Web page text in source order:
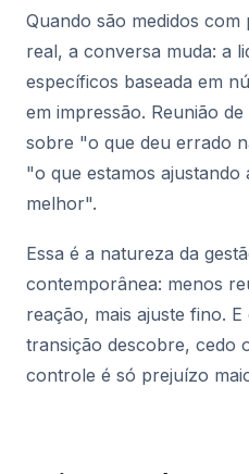
Quando são medidos
real, a conversa muda: a
específicos baseada em
em impressão. Reunião
sobre "o que deu errado
"o que estamos
melhor".
Essa é a natureza da
contemporânea: menos
reação, mais ajuste fino.
transição descobre, cedo
controle é só prejuízo